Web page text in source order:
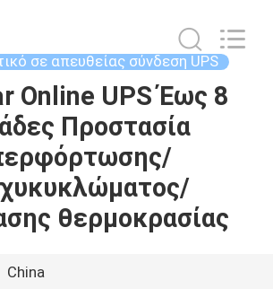
σε απευθείας σύνδεση UPS
Online UPS Έως 8
Προστασία
θερμοκρασίας
China